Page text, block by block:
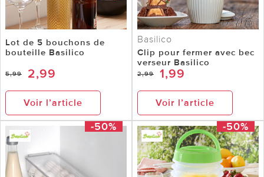
Lot de 5 bouchons de
bouteille Basilico
5,99 2,99
Voir l’article
Basilico
Clip pour fermer avec bec
verseur Basilico
2,99 1,99
Voir l’article
-50% -50%